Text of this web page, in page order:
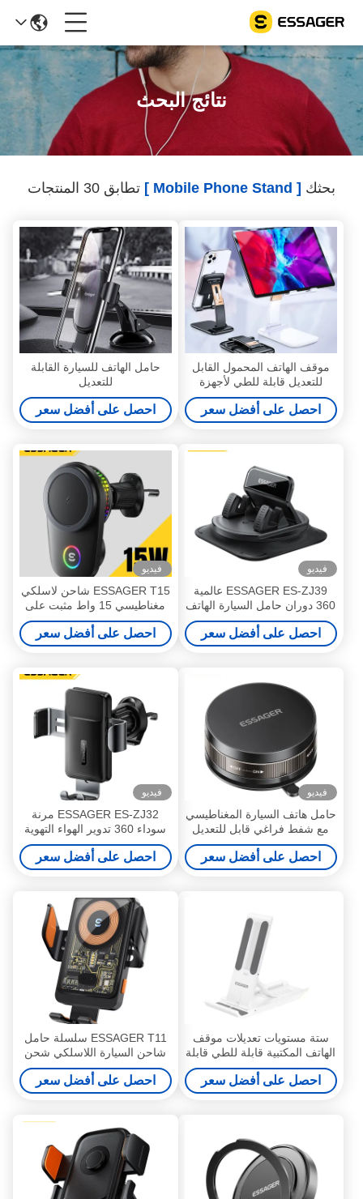
نتائج البحث
بحثك [ Mobile Phone Stand ] تطابق 30 المنتجات
موقف الهاتف المحمول القابل
للتعديل قابلة للطي لأجهزة
الهاتف والأجهزة اللوحية
احصل على أفضل سعر
حامل الهاتف للسيارة القابلة
للتعديل
احصل على أفضل سعر
فيديو
ESSAGER ES-ZJ39 عالمية
360 دوران حامل السيارة الهاتف
المحمول
احصل على أفضل سعر
فيديو
ESSAGER T15 شاحن لاسلكي
مغناطيسي 15 واط مثبت على
فتحة تهوية السيارة وحامل
الهاتف المحمول
احصل على أفضل سعر
فيديو
حامل هاتف السيارة المغناطيسي
مع شفط فراغي قابل للتعديل
360 درجة من ESSAGER ES-
ZJ36
احصل على أفضل سعر
فيديو
ESSAGER ES-ZJ32 مرنة
سوداء 360 تدوير الهواء التهوية
سيارة جبل حامل الهاتف
المحمول
احصل على أفضل سعر
ستة مستويات تعديلات موقف
الهاتف المكتبية قابلة للطي قابلة
للتعديل
احصل على أفضل سعر
ESSAGER T11 سلسلة حامل
شاحن السيارة اللاسلكي شحن
الهاتف اللاسلكي موقف 5V / 2A
احصل على أفضل سعر